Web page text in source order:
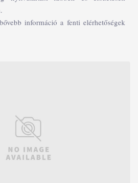
információ a fenti elérhetőségek